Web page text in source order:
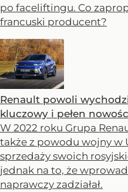
po faceliftingu. Co
francuski producent?
Renault powoli
kluczowy i pełen
W 2022 roku Grupa
także z powodu wojny w
sprzedaży swoich
jednak na to, że
naprawczy zadziałał.